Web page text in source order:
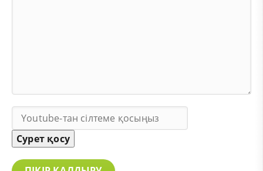
Сурет қосу